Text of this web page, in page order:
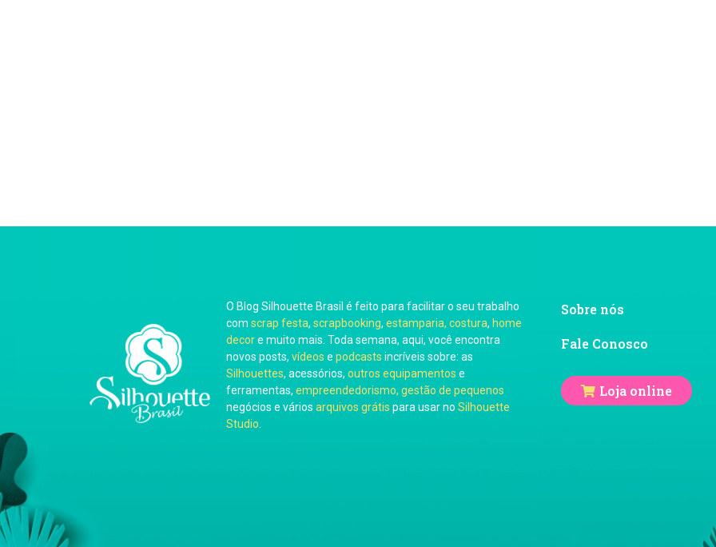
O Blog Silhouette Brasil é feito para facilitar o seu trabalho
com scrap festa, scrapbooking, estamparia, costura, home
decore muito mais. Toda semana, aqui, você encontra
novos posts, vídeos e podcasts incríveis sobre: as
Silhouettes, acessórios, outros equipamentos e
ferramentas, empreendedorismo, gestão de pequenos
negócios e vários arquivos grátis para usar no Silhouette
Studio
Sobre nós
Fale Conosco
Loja online